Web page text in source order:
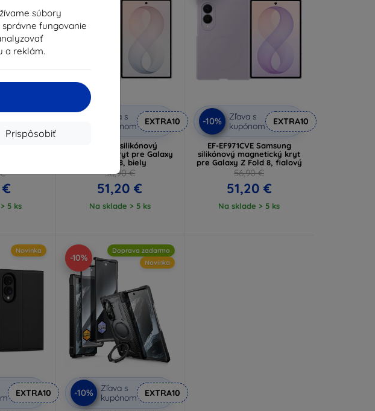
súbory
fungovanie
a reklám.
Prispôsobiť
€
5 ks
Zľava s
kupónom
EXTRA10
Samsung silikónový
magnetický kryt pre Galaxy
Z Fold 8, biely
56,90 €
51,20 €
Na sklade > 5 ks
-10%
Zľava s
kupónom
EXTRA10
EF-EF971CVE Samsung
silikónový magnetický kryt
pre Galaxy Z Fold 8, fialový
56,90 €
51,20 €
Na sklade > 5 ks
Novinka
EXTRA10
-10%
Doprava zadarmo
Novinka
-10%
Zľava s
kupónom
EXTRA10